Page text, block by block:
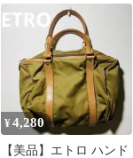
チカラー
¥4,280
【美品】エトロ ハンド